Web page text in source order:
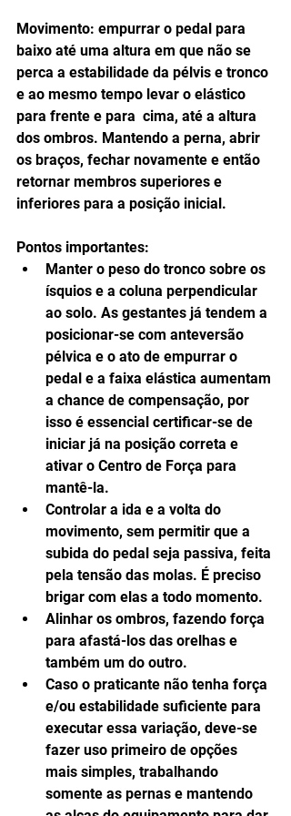
Movimento: empurrar o pedal para
baixo até uma altura em que não se
perca a estabilidade da pélvis e tronco
e ao mesmo tempo levar o elástico
para frente e para  cima, até a altura
dos ombros. Mantendo a perna, abrir
os braços, fechar novamente e então
retornar membros superiores e
inferiores para a posição inicial.
Pontos importantes:
Manter o peso do tronco sobre os
ísquios e a coluna perpendicular
ao solo. As gestantes já tendem a
posicionar-se com anteversão
pélvica e o ato de empurrar o
pedal e a faixa elástica aumentam
a chance de compensação, por
isso é essencial certificar-se de
iniciar já na posição correta e
ativar o Centro de Força para
mantê-la.
Controlar a ida e a volta do
movimento, sem permitir que a
subida do pedal seja passiva, feita
pela tensão das molas. É preciso
brigar com elas a todo momento.
Alinhar os ombros, fazendo força
para afastá-los das orelhas e
também um do outro.
Caso o praticante não tenha força
e/ou estabilidade suficiente para
executar essa variação, deve-se
fazer uso primeiro de opções
mais simples, trabalhando
somente as pernas e mantendo